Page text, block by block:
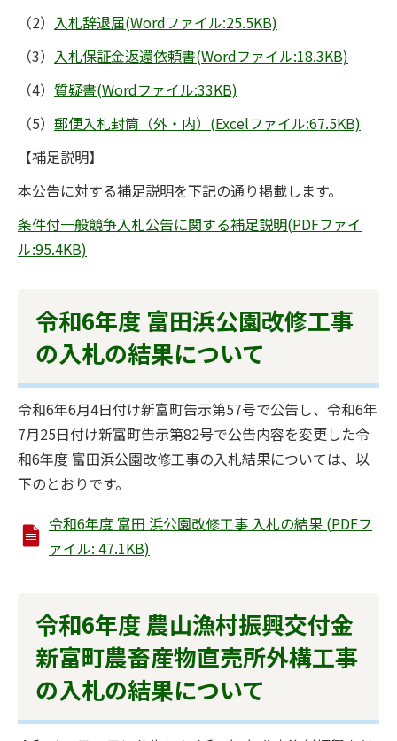
（2） 入札辞退届(Wordファイル:25.5KB)
（3） 入札保証金返還依頼書(Wordファイル:18.3KB)
（4） 質疑書(Wordファイル:33KB)
（5） 郵便入札封筒（外・内）(Excelファイル:67.5KB)
【補足説明】
本公告に対する補足説明を下記の通り掲載します。
条件付一般競争入札公告に関する補足説明(PDFファイ
ル:95.4KB)
令和6年度 富田浜公園改修工事
の入札の結果について
令和6年6月4日付け新富町告示第57号で公告し、令和6年
7月25日付け新富町告示第82号で公告内容を変更した令
和6年度 富田浜公園改修工事の入札結果については、以
下のとおりです。
令和6年度 富田 浜公園改修工事 入札の結果 (PDFフ
ァイル: 47.1KB)
令和6年度 農山漁村振興交付金
新富町農畜産物直売所外構工事
の入札の結果について